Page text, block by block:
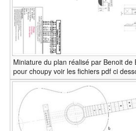
Miniature du plan réalisé par Benoit de
pour choupy voir les fichiers pdf ci